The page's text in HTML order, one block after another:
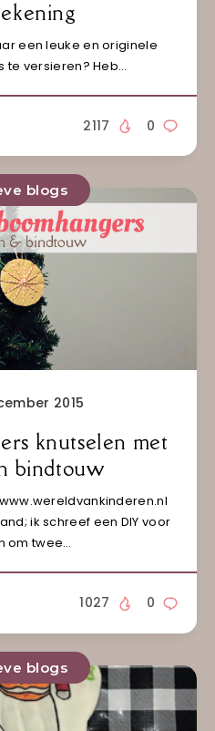
een leuke en originele
te versieren? Heb…
0
2117
blogs
2015
knutselen met
bindtouw
ik schreef een DIY voor
om twee…
0
1027
blogs